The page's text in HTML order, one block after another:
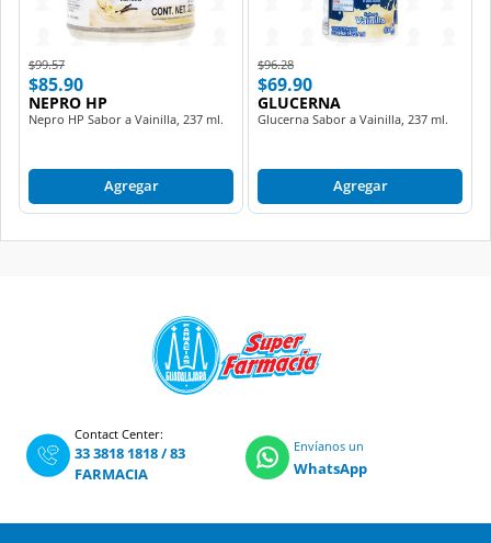
Price reduced from
$99.57to
$85.90
NEPRO HP
Nepro HP Sabor a Vainilla, 237 ml.
Agregar
Price reduced from
$96.28to
$69.90
GLUCERNA
Glucerna Sabor a Vainilla, 237 ml.
Agregar
Contact Center:
33 3818 1818/83
FARMACIA
Envíanos un
WhatsApp